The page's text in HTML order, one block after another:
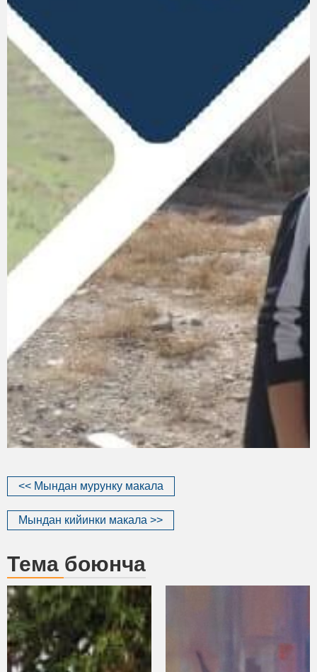
<< Мындан мурунку макала
Мындан кийинки макала >>
Тема боюнча